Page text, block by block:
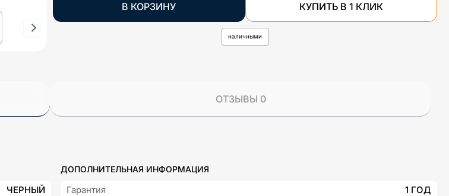
В КОРЗИНУ КУПИТЬ В 1 КЛИК
наличными
ОТЗЫВЫ 0
ЧЕРНЫЙ
ДОПОЛНИТЕЛЬНАЯ ИНФОРМАЦИЯ
Гарантия
1 ГОД